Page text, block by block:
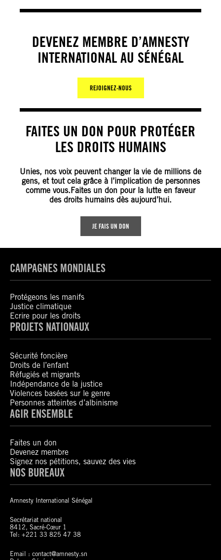
DEVENEZ MEMBRE D’AMNESTY
INTERNATIONAL AU SÉNÉGAL
REJOIGNEZ-NOUS
FAITES UN DON POUR PROTÉGER
LES DROITS HUMAINS
Unies, nos voix peuvent changer la vie de millions de
gens, et tout cela grâce à l’implication de personnes
comme vous.Faites un don pour la lutte en faveur
des droits humains dès aujourd’hui.
JE FAIS UN DON
CAMPAGNES MONDIALES
Protégeons les manifs
Justice climatique
Ecrire pour les droits
PROJETS NATIONAUX
Sécurité foncière
Droits de l’enfant
Réfugiés et migrants
Indépendance de la justice
Violences basées sur le genre
Personnes atteintes d’albinisme
AGIR ENSEMBLE
Faites un don
Devenez membre
Signez nos pétitions, sauvez des vies
NOS BUREAUX
Amnesty International Sénégal
Secrétariat national
8412, Sacré-Cœur 1
Tel: +221 33 825 47 38
Email : contact@amnesty.sn